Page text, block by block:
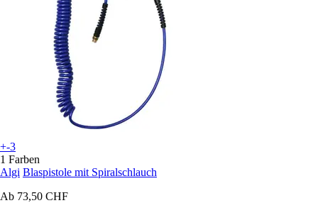
+-3
1 Farben
Algi Blaspistole mit Spiralschlauch
Ab 73,50 CHF